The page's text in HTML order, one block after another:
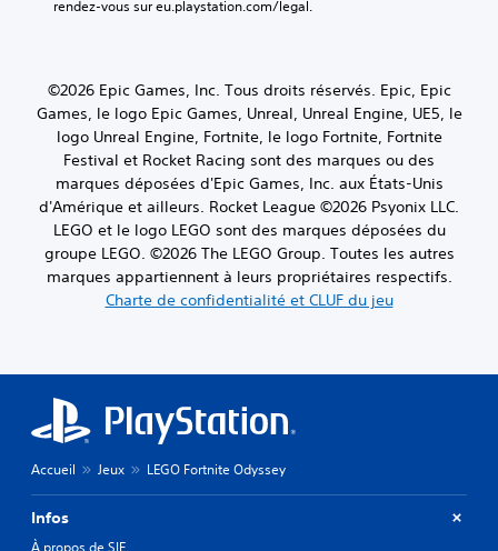
rendez-vous sur eu.playstation.com/legal.
©2026 Epic Games, Inc. Tous droits réservés. Epic, Epic
Games, le logo Epic Games, Unreal, Unreal Engine, UE5, le
logo Unreal Engine, Fortnite, le logo Fortnite, Fortnite
Festival et Rocket Racing sont des marques ou des
marques déposées d'Epic Games, Inc. aux États-Unis
d'Amérique et ailleurs. Rocket League ©2026 Psyonix LLC.
LEGO et le logo LEGO sont des marques déposées du
groupe LEGO. ©2026 The LEGO Group. Toutes les autres
marques appartiennent à leurs propriétaires respectifs.
Charte de confidentialité et CLUF du jeu
Accueil Jeux LEGO Fortnite Odyssey
Infos
À propos de SIE